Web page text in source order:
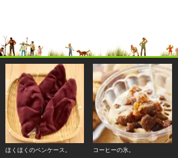
ほくほくのペンケース。 コーヒーの氷。